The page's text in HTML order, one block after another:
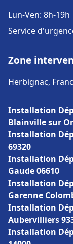
Lun-Ven: 8h-19h
Service
Zone
Herbignac,
Installation
Blainville sur
Installation
69320
Installation
Gaude 06610
Installation
Garenne
Installation
Aubervilliers
Installation